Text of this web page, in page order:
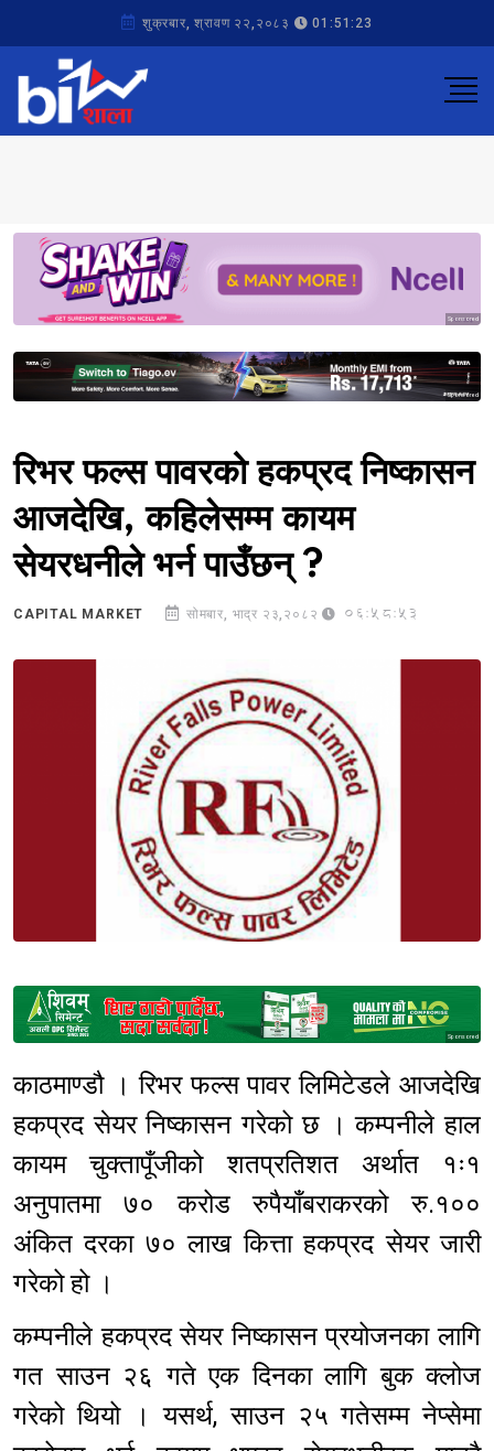
शुक्रबार, श्रावण २२,२०८३ 01:51:23
Sponsored
Sponsored
रिभर फल्स पावरको हकप्रद निष्कासन
आजदेखि, कहिलेसम्म कायम
सेयरधनीले भर्न पाउँछन् ?
CAPITAL MARKET सोमबार, भाद्र २३,२०८२ 06:58:53
Sponsored
काठमाण्डौ । रिभर फल्स पावर लिमिटेडले आजदेखि
हकप्रद सेयर निष्कासन गरेको छ । कम्पनीले हाल
कायम चुक्तापूँजीको शतप्रतिशत अर्थात १ः१
अनुपातमा ७० करोड रुपैयाँबराकरको रु.१००
अंकित दरका ७० लाख कित्ता हकप्रद सेयर जारी
गरेको हो ।
कम्पनीले हकप्रद सेयर निष्कासन प्रयोजनका लागि
गत साउन २६ गते एक दिनका लागि बुक क्लोज
गरेको थियो । यसर्थ, साउन २५ गतेसम्म नेप्सेमा